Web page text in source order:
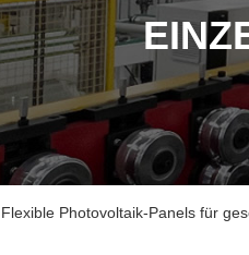
Flexible Photovoltaik-Panels für